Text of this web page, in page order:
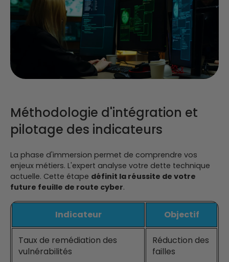
Méthodologie d'intégration et
pilotage des indicateurs
La phase d'immersion permet de comprendre vos
enjeux métiers. L'expert analyse votre dette technique
actuelle. Cette étape définit la réussite de votre
future feuille de route cyber.
Indicateur Objectif
Taux de remédiation des
vulnérabilités
Réduction des
failles